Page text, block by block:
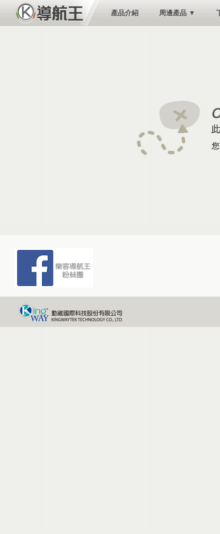
產品介紹 周邊產品 ▼